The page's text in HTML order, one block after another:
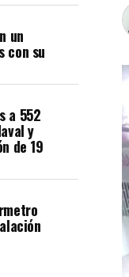
un
con su
a 552
y
de 19